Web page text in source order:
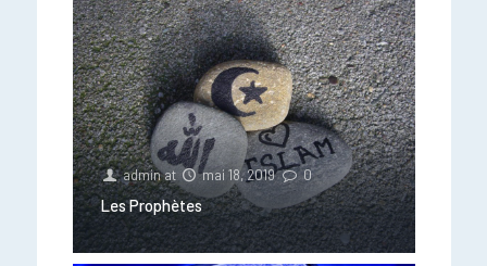
adminat mai 18, 2019 0
Les Prophètes